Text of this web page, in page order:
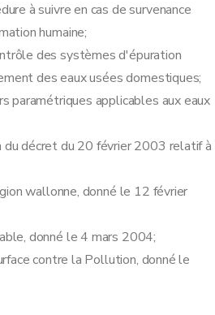
à suivre en cas de survenance
humaine;
des systèmes d'épuration
des eaux usées domestiques;
paramétriques applicables aux eaux
décret du 20 février 2003 relatif à
wallonne, donné le 12 février
donné le 4 mars 2004;
contre la Pollution, donné le